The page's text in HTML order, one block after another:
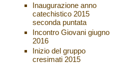
Inaugurazione anno
catechistico 2015
seconda puntata
Incontro Giovani giugno
2016
Inizio del gruppo
cresimati 2015